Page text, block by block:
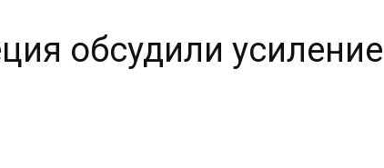
обсудили усиление